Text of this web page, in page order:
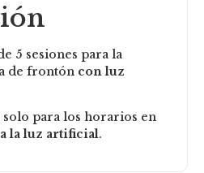
5 sesiones para la
de frontón con luz
solo para los horarios en
la luz artificial.